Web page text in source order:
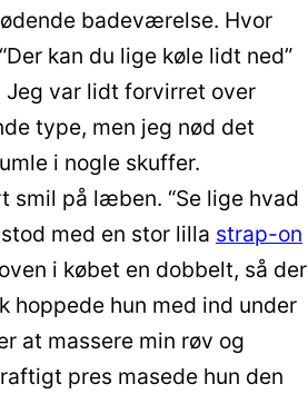
badeværelse. Hvor
kan du lige køle lidt ned”
var lidt forvirret over
type, men jeg nød det
i nogle skuffer.
smil på læben. “Se lige hvad
med en stor lilla strap-on
i købet en dobbelt, så der
hoppede hun med ind under
at massere min røv og
pres masede hun den